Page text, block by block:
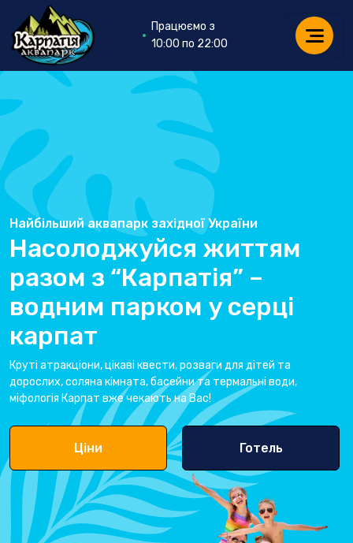
Працюємо з
10:00 по 22:00
Найбільший аквапарк західної України
Насолоджуйся життям
разом з “Карпатія” –
водним парком у серці
карпат
Круті атракціони, цікаві квести, розваги для дітей та
дорослих, соляна кімната, басейни та термальні води,
міфологія Карпат вже чекають на Вас!
Ціни Готель